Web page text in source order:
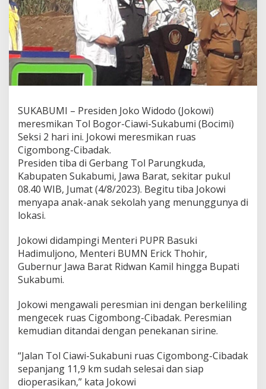
l
a
n
T
o
O
C
I
I
C
i
g
o
m
n
g
-
C
a
d
a
k
SUKABUMI – Presiden Joko Widodo (Jokowi)
meresmikan Tol Bogor-Ciawi-Sukabumi (Bocimi)
Seksi 2 hari ini. Jokowi meresmikan ruas
Cigombong-Cibadak.
Presiden tiba di Gerbang Tol Parungkuda,
Kabupaten Sukabumi, Jawa Barat, sekitar pukul
08.40 WIB, Jumat (4/8/2023). Begitu tiba Jokowi
menyapa anak-anak sekolah yang menunggunya di
lokasi.
Jokowi didampingi Menteri PUPR Basuki
Hadimuljono, Menteri BUMN Erick Thohir,
Gubernur Jawa Barat Ridwan Kamil hingga Bupati
Sukabumi.
Jokowi mengawali peresmian ini dengan berkeliling
mengecek ruas Cigombong-Cibadak. Peresmian
kemudian ditandai dengan penekanan sirine.
“Jalan Tol Ciawi-Sukabuni ruas Cigombong-Cibadak
sepanjang 11,9 km sudah selesai dan siap
dioperasikan,” kata Jokowi